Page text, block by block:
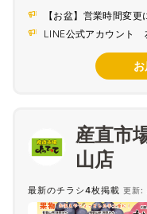
【お盆】営業時間変更
LINE公式アカウント
産直市
山店
最新のチラシ4枚掲載 更新: